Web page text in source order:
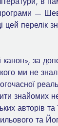
програми —
перелік
за
ми не
знайомих
авторів та
та